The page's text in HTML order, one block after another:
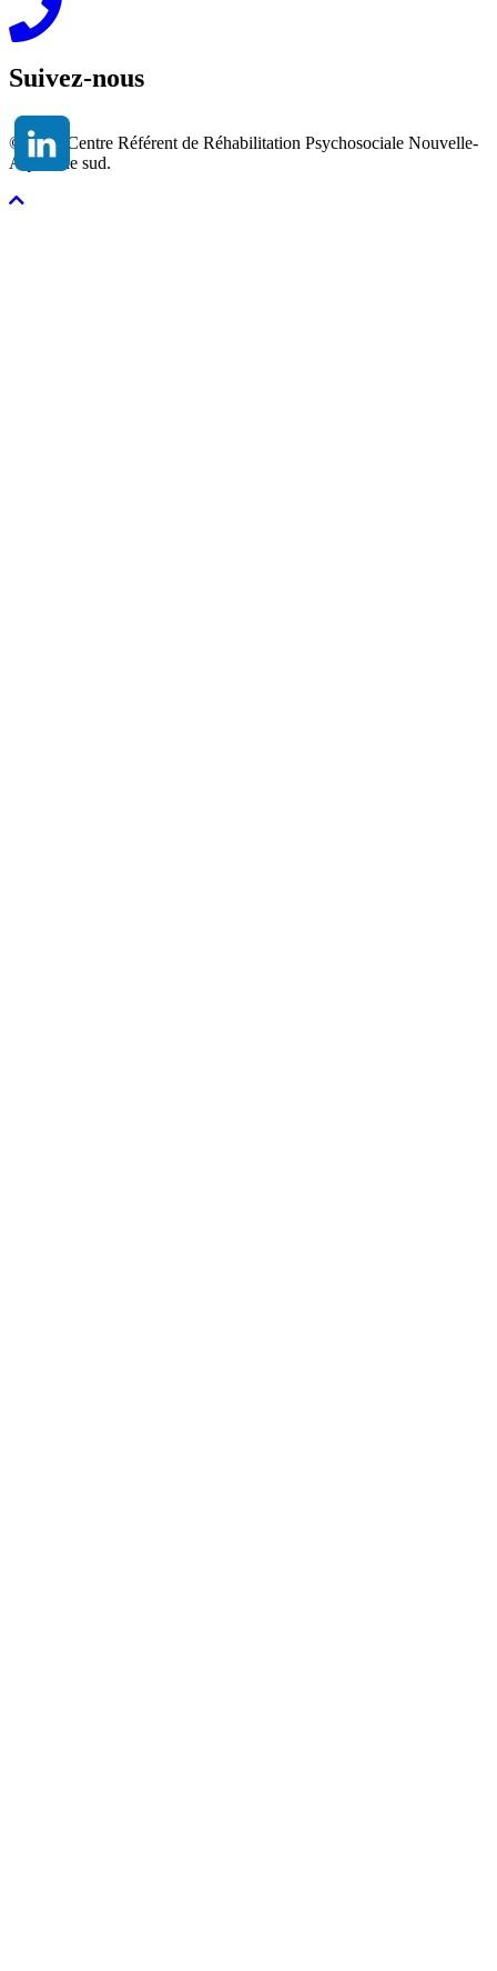
Suivez-nous
© 2026 Centre Référent de Réhabilitation Psychosociale Nouvelle-
Aquitaine sud.